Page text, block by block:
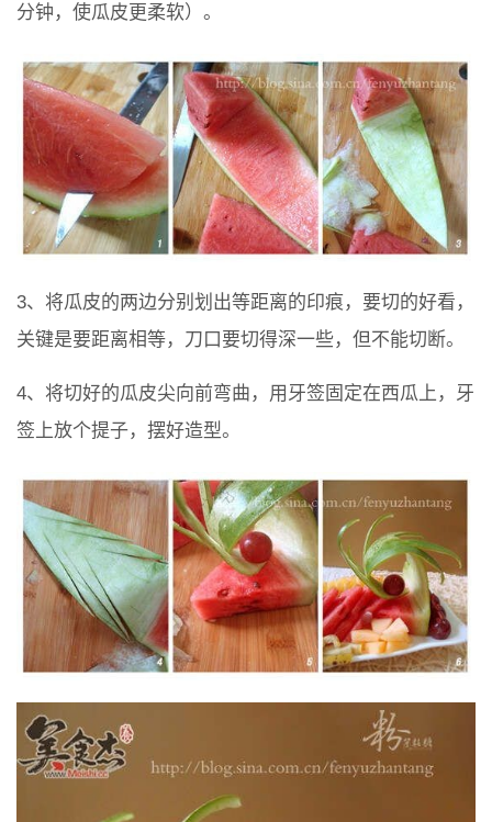
分钟，使瓜皮更柔软）。
3、将瓜皮的两边分别划出等距离的印痕，要切的好看，
关键是要距离相等，刀口要切得深一些，但不能切断。
4、将切好的瓜皮尖向前弯曲，用牙签固定在西瓜上，牙
签上放个提子，摆好造型。